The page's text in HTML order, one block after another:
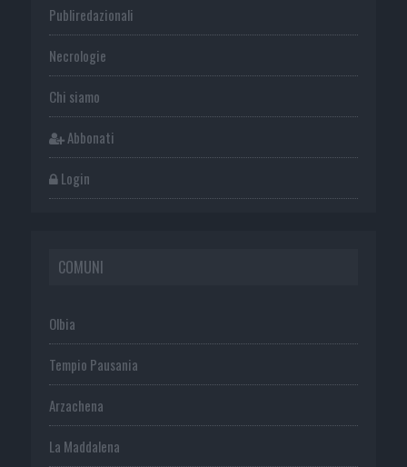
Publiredazionali
Necrologie
Chi siamo
Abbonati
Login
COMUNI
Olbia
Tempio Pausania
Arzachena
La Maddalena